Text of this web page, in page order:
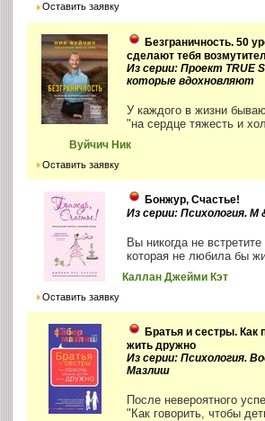
Оставить заявку
Безграничность. 50
сделают тебя
Из серии: Проект TRUE
которые вдохновляют
У каждого в жизни
"на сердце тяжесть и
Вуйчич Ник
Оставить заявку
Бонжур, Счастье!
Из серии: Психология. М
Вы никогда не
которая не любила бы
Каллан Джейми Кэт
Оставить заявку
Братья и сестры.
жить дружно
Из серии: Психология.
Мазлиш
После невероятного
"Как говорить, чтобы